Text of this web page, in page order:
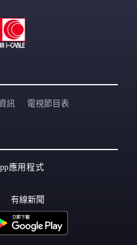
訊 電視節目表
應用程式
有線新聞